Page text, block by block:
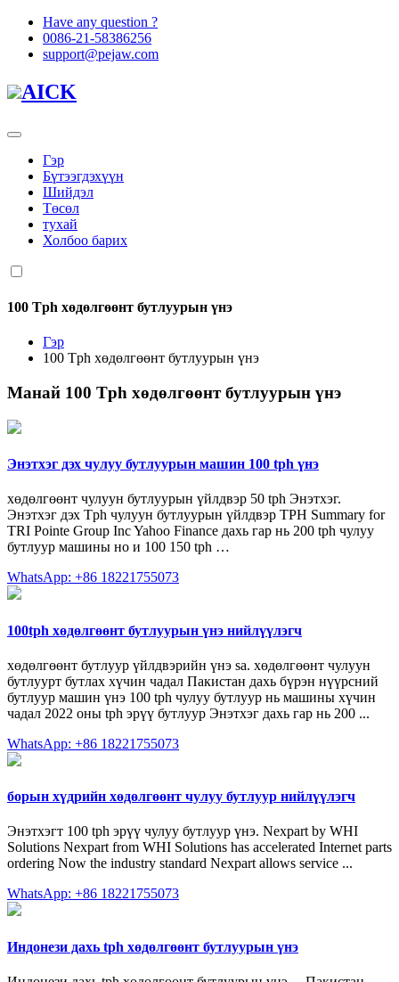
Have any question ?
0086-21-58386256
support@pejaw.com
AICK
Гэр
Бүтээгдэхүүн
Шийдэл
Төсөл
тухай
Холбоо барих
100 Tph хөдөлгөөнт бутлуурын үнэ
Гэр
100 Tph хөдөлгөөнт бутлуурын үнэ
Манай 100 Tph хөдөлгөөнт бутлуурын үнэ
Энэтхэг дэх чулуу бутлуурын машин 100 tph үнэ
хөдөлгөөнт чулуун бутлуурын үйлдвэр 50 tph Энэтхэг.
Энэтхэг дэх Tph чулуун бутлуурын үйлдвэр TPH Summary for
TRI Pointe Group Inc Yahoo Finance дахь гар нь 200 tph чулуу
бутлуур машины но и 100 150 tph …
WhatsApp: +86 18221755073
100tph хөдөлгөөнт бутлуурын үнэ нийлүүлэгч
хөдөлгөөнт бутлуур үйлдвэрийн үнэ sa. хөдөлгөөнт чулуун
бутлуурт бутлах хүчин чадал Пакистан дахь бүрэн нүүрсний
бутлуур машин үнэ 100 tph чулуу бутлуур нь машины хүчин
чадал 2022 оны tph эрүү бутлуур Энэтхэг дахь гар нь 200 ...
WhatsApp: +86 18221755073
борын хүдрийн хөдөлгөөнт чулуу бутлуур нийлүүлэгч
Энэтхэгт 100 tph эрүү чулуу бутлуур үнэ. Nexpart by WHI
Solutions Nexpart from WHI Solutions has accelerated Internet parts
ordering Now the industry standard Nexpart allows service ...
WhatsApp: +86 18221755073
Индонези дахь tph хөдөлгөөнт бутлуурын үнэ